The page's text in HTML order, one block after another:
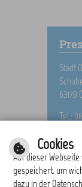
Stadt
63179
Tel.:
Cookies
Auf dieser
gespeichert, um
dazu in der